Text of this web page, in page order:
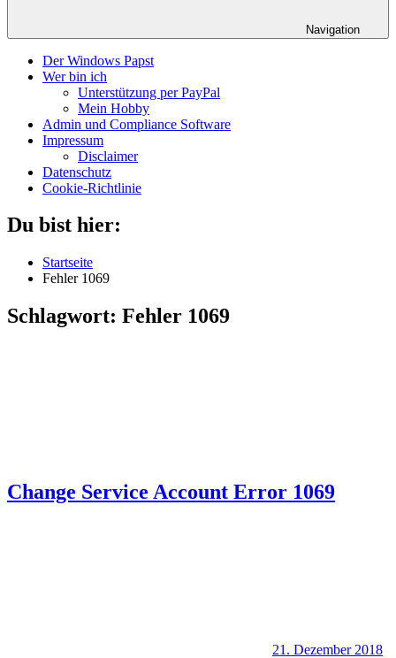
Navigation
Der Windows Papst
Wer bin ich
Unterstützung per PayPal
Mein Hobby
Admin und Compliance Software
Impressum
Disclaimer
Datenschutz
Cookie-Richtlinie
Du bist hier:
Startseite
Fehler 1069
Schlagwort: Fehler 1069
Change Service Account Error 1069
21. Dezember 2018